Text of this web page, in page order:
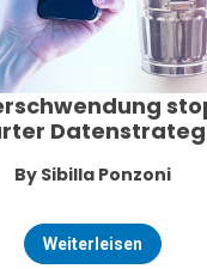
By Sibilla Ponzoni
Weiterleisen